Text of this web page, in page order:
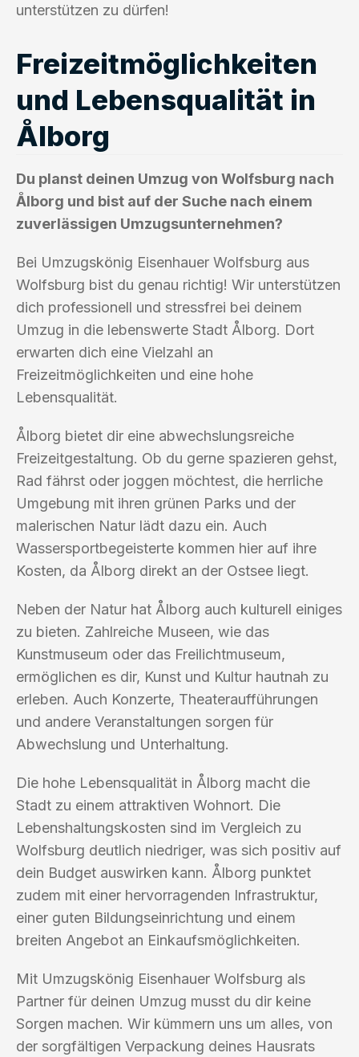
unterstützen zu dürfen!
Freizeitmöglichkeiten
und Lebensqualität in
Ålborg
Du planst deinen Umzug von Wolfsburg nach
Ålborg und bist auf der Suche nach einem
zuverlässigen Umzugsunternehmen?
Bei Umzugskönig Eisenhauer Wolfsburg aus
Wolfsburg bist du genau richtig! Wir unterstützen
dich professionell und stressfrei bei deinem
Umzug in die lebenswerte Stadt Ålborg. Dort
erwarten dich eine Vielzahl an
Freizeitmöglichkeiten und eine hohe
Lebensqualität.
Ålborg bietet dir eine abwechslungsreiche
Freizeitgestaltung. Ob du gerne spazieren gehst,
Rad fährst oder joggen möchtest, die herrliche
Umgebung mit ihren grünen Parks und der
malerischen Natur lädt dazu ein. Auch
Wassersportbegeisterte kommen hier auf ihre
Kosten, da Ålborg direkt an der Ostsee liegt.
Neben der Natur hat Ålborg auch kulturell einiges
zu bieten. Zahlreiche Museen, wie das
Kunstmuseum oder das Freilichtmuseum,
ermöglichen es dir, Kunst und Kultur hautnah zu
erleben. Auch Konzerte, Theateraufführungen
und andere Veranstaltungen sorgen für
Abwechslung und Unterhaltung.
Die hohe Lebensqualität in Ålborg macht die
Stadt zu einem attraktiven Wohnort. Die
Lebenshaltungskosten sind im Vergleich zu
Wolfsburg deutlich niedriger, was sich positiv auf
dein Budget auswirken kann. Ålborg punktet
zudem mit einer hervorragenden Infrastruktur,
einer guten Bildungseinrichtung und einem
breiten Angebot an Einkaufsmöglichkeiten.
Mit Umzugskönig Eisenhauer Wolfsburg als
Partner für deinen Umzug musst du dir keine
Sorgen machen. Wir kümmern uns um alles, von
der sorgfältigen Verpackung deines Hausrats